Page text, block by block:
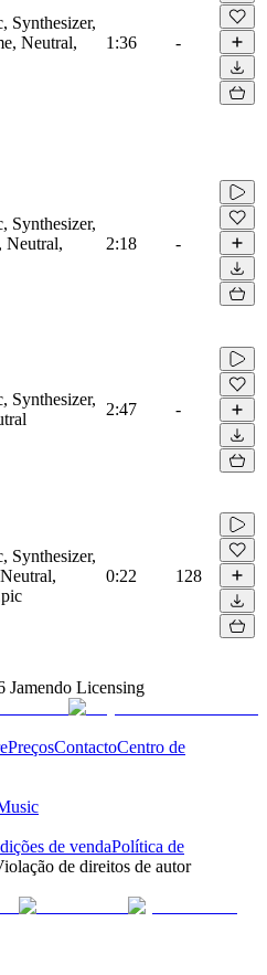
Synthesizer,
Neutral,
1:36 -
Synthesizer,
Neutral,
2:18 -
Synthesizer,
2:47 -
Synthesizer,
0:22 128
Jamendo Licensing
PreçosContactoCentro de
de vendaPolítica de
de direitos de autor